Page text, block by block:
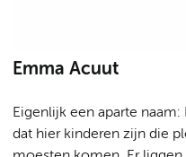
Emma Acuut
Eigenlijk een aparte
dat hier kinderen zijn die